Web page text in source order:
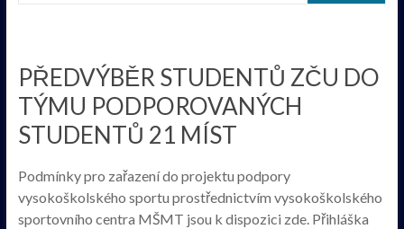
PŘEDVÝBĚR STUDENTŮ ZČU DO
TÝMU PODPOROVANÝCH
STUDENTŮ 21 MÍST
Podmínky pro zařazení do projektu podpory
vysokoškolského sportu prostřednictvím vysokoškolského
sportovního centra MŠMT jsou k dispozici zde. Přihláška